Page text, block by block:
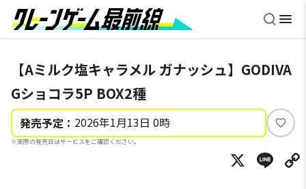
【Aミルク塩キャラメル ガナッシュ】GODIVA
Gショコラ5P BOX2種
発売予定： 2026年1月13日 0時
※実際の発売日はサービスをご確認ください。
い
ね
X